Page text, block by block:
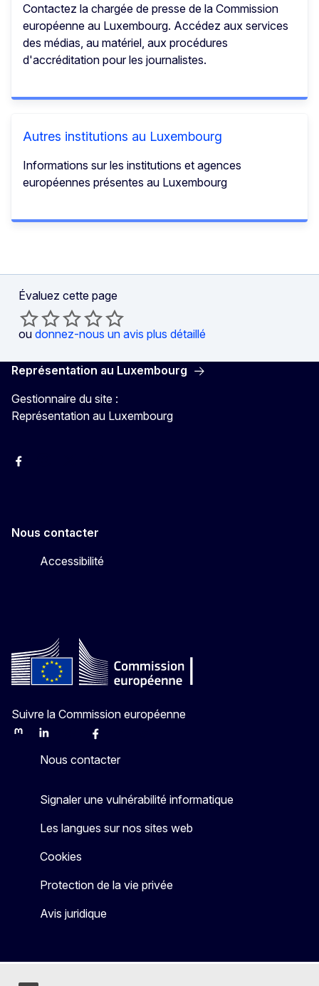
Contactez la chargée de presse de la Commission
européenne au Luxembourg. Accédez aux services
des médias, au matériel, aux procédures
d'accréditation pour les journalistes.
Autres institutions au Luxembourg
Informations sur les institutions et agences
européennes présentes au Luxembourg
Évaluez cette page
ou donnez-nous un avis plus détaillé
Représentation au Luxembourg
Gestionnaire du site :
Représentation au Luxembourg
Facebook
Nous contacter
Accessibilité
Suivre la Commission européenne
MastodonLinkedInBlueskyFacebook
Nous contacter
Signaler une vulnérabilité informatique
Les langues sur nos sites web
Cookies
Protection de la vie privée
Avis juridique